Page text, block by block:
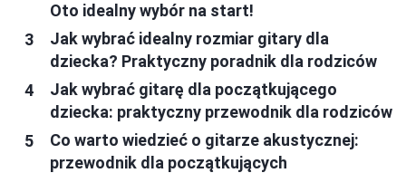
Oto idealny wybór na start!
Jak wybrać idealny rozmiar gitary dla
dziecka? Praktyczny poradnik dla rodziców
Jak wybrać gitarę dla początkującego
dziecka: praktyczny przewodnik dla rodziców
Co warto wiedzieć o gitarze akustycznej:
przewodnik dla początkujących